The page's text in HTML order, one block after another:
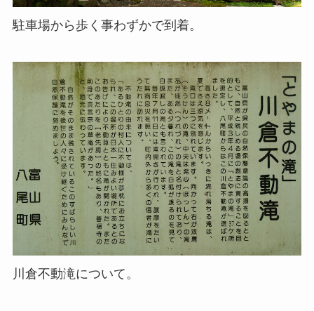
駐車場から歩く事わずかで到着。
川倉不動滝について。